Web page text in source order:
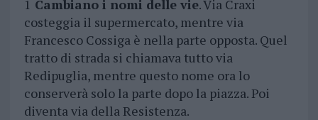
1 Cambiano i nomi delle vie. Via Craxi
costeggia il supermercato, mentre via
Francesco Cossiga è nella parte opposta. Quel
tratto di strada si chiamava tutto via
Redipuglia, mentre questo nome ora lo
conserverà solo la parte dopo la piazza. Poi
diventa via della Resistenza.